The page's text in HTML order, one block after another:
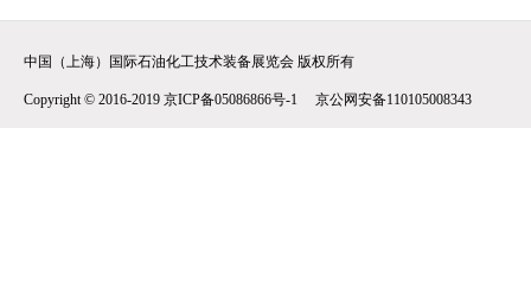
中国（上海）国际石油化工技术装备展览会 版权所有
Copyright © 2016-2019 京ICP备05086866号-1 京公网安备110105008343